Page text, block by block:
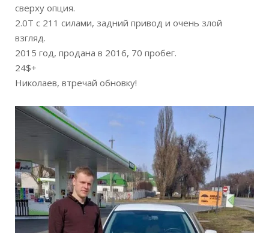
сверху опция.
2.0Т с 211 силами, задний привод и очень злой
взгляд.
2015 год, продана в 2016, 70 пробег.
24$+
Николаев, втречай обновку!